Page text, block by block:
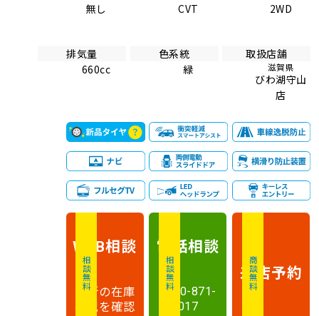
無し
CVT
2WD
排気量
660cc
色系統
緑
取扱店舗
滋賀県
びわ湖守山
店
相談無料
WEB相談
最新の在庫
状況を確認
相談無料
電話相談
0120-871-
017
商談無料
来店予約